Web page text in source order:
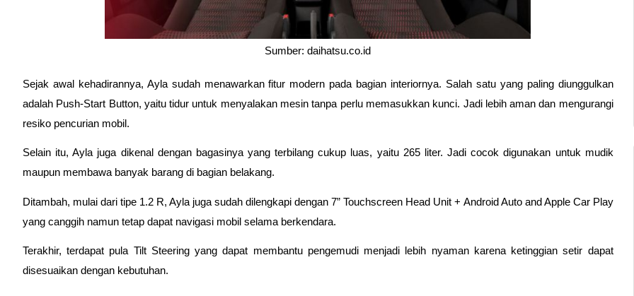
Sumber: daihatsu.co.id
Sejak awal kehadirannya, Ayla sudah menawarkan fitur modern pada bagian interiornya. Salah satu yang paling diunggulkan
adalah Push-Start Button, yaitu tidur untuk menyalakan mesin tanpa perlu memasukkan kunci. Jadi lebih aman dan mengurangi
resiko pencurian mobil.
Selain itu, Ayla juga dikenal dengan bagasinya yang terbilang cukup luas, yaitu 265 liter. Jadi cocok digunakan untuk mudik
maupun membawa banyak barang di bagian belakang.
Ditambah, mulai dari tipe 1.2 R, Ayla juga sudah dilengkapi dengan 7” Touchscreen Head Unit + Android Auto and Apple Car Play
yang canggih namun tetap dapat navigasi mobil selama berkendara.
Terakhir, terdapat pula Tilt Steering yang dapat membantu pengemudi menjadi lebih nyaman karena ketinggian setir dapat
disesuaikan dengan kebutuhan.